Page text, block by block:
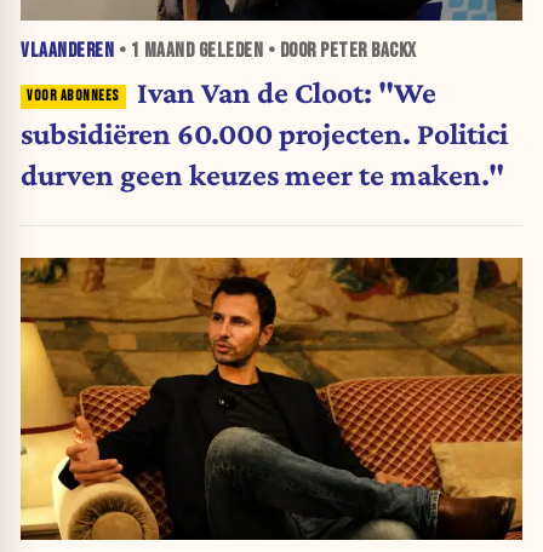
VLAANDEREN • 1 MAANDGELEDEN • DOOR PETER BACKX
Ivan Van de Cloot: "We
subsidiëren 60.000 projecten. Politici
durven geen keuzes meer te maken."